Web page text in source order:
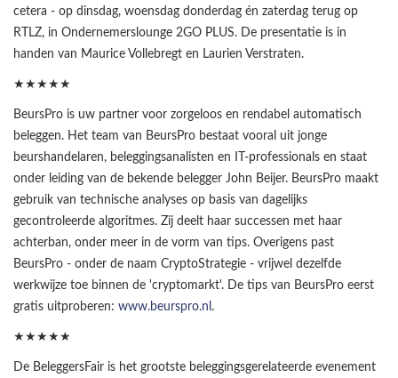
cetera - op dinsdag, woensdag donderdag én zaterdag terug op
RTLZ, in Ondernemerslounge 2GO PLUS. De presentatie is in
handen van Maurice Vollebregt en Laurien Verstraten.
★★★★★
BeursPro is uw partner voor zorgeloos en rendabel automatisch
beleggen. Het team van BeursPro bestaat vooral uit jonge
beurshandelaren, beleggingsanalisten en IT-professionals en staat
onder leiding van de bekende belegger John Beijer. BeursPro maakt
gebruik van technische analyses op basis van dagelijks
gecontroleerde algoritmes. Zij deelt haar successen met haar
achterban, onder meer in de vorm van tips. Overigens past
BeursPro - onder de naam CryptoStrategie - vrijwel dezelfde
werkwijze toe binnen de 'cryptomarkt'. De tips van BeursPro eerst
gratis uitproberen: www.beurspro.nl .
★★★★★
De BeleggersFair is het grootste beleggingsgerelateerde evenement